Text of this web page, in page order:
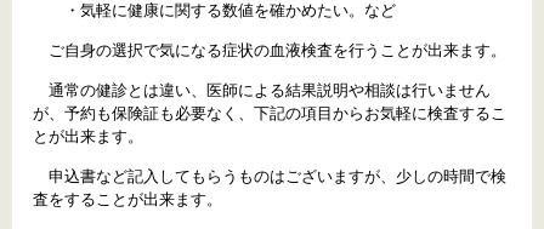
・気軽に健康に関する数値を確かめたい。など
ご自身の選択で気になる症状の血液検査を行うことが出来ます。
通常の健診とは違い、医師による結果説明や相談は行いません
が、予約も保険証も必要なく、下記の項目からお気軽に検査するこ
とが出来ます。
申込書など記入してもらうものはございますが、少しの時間で検
査をすることが出来ます。